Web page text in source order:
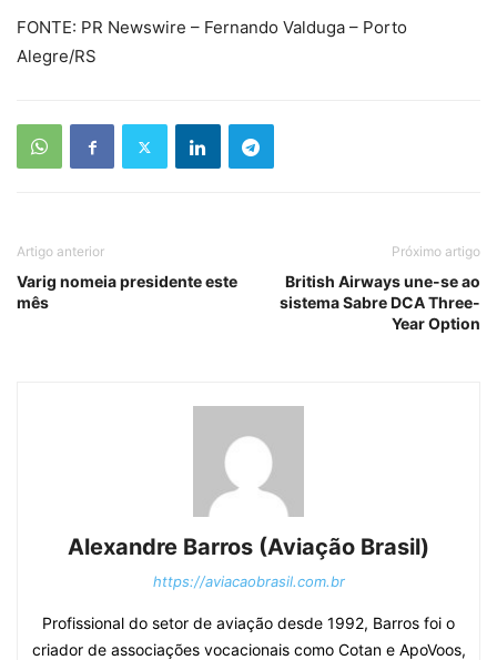
FONTE: PR Newswire – Fernando Valduga – Porto
Alegre/RS
Artigo anterior
Varig nomeia presidente este
mês
Próximo artigo
British Airways une-se ao
sistema Sabre DCA Three-
Year Option
Alexandre Barros (Aviação Brasil)
https://aviacaobrasil.com.br
Profissional do setor de aviação desde 1992, Barros foi o
criador de associações vocacionais como Cotan e ApoVoos,